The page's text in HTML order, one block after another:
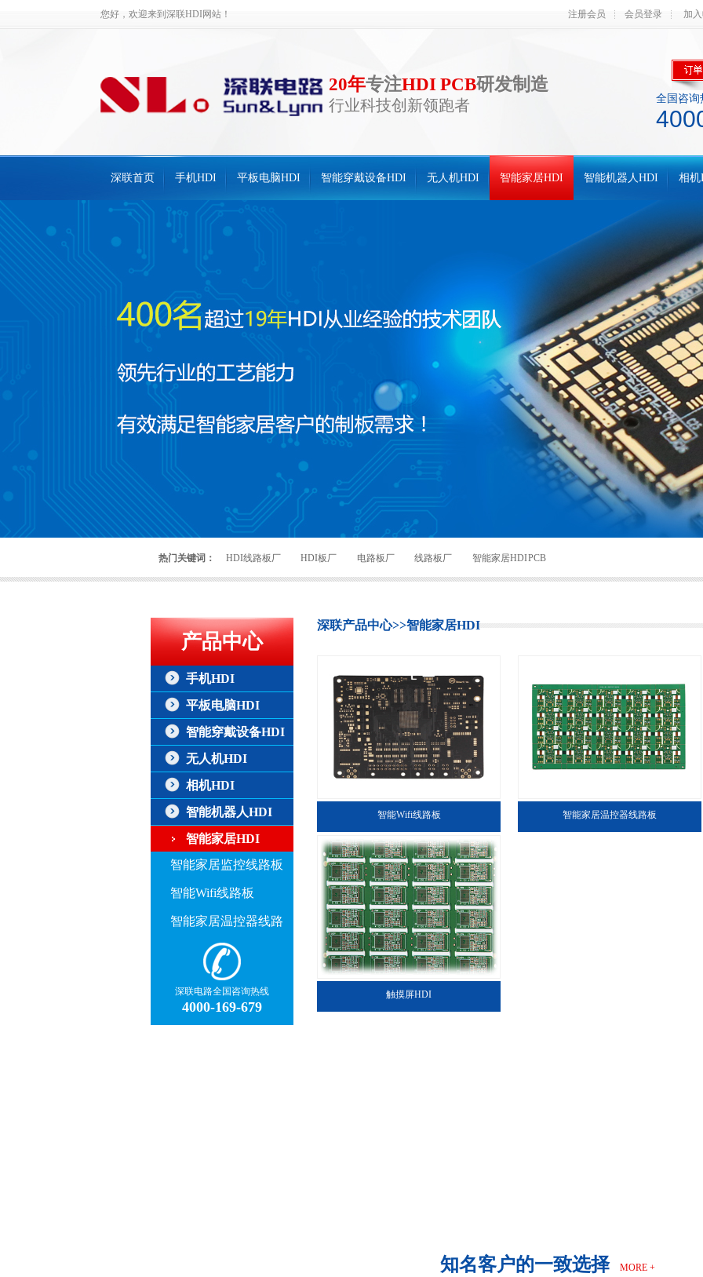
注册会员 会员登录 加
您好，欢迎来到深联HDI网站！
20年专注HDI PCB研发制造
行业科技创新领跑者 全国咨询
深联首页 手机HDI 平板电脑HDI 智能穿戴设备HDI 无人机HDI 智能家居HDI 智能机器人HDI 相机
热门关键词： HDI线路板厂 HDI板厂 电路板厂 线路板厂 智能家居HDI PCB
产品中心
手机HDI
平板电脑HDI
智能穿戴设备HDI
无人机HDI
相机HDI
智能机器人HDI
智能家居HDI
智能家居监控线路板
智能Wifi线路板
智能家居温控器线路
深联电路全国咨询热线
4000-169-679
深联产品中心>>智能家居HDI
智能Wifi线路板 智能家居温控器线路板
触摸屏HDI
知名客户的一致选择 MORE +